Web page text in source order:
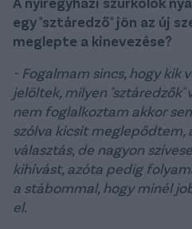
egy "sztáredző" jön az új
meglepte a kinevezése?
- Fogalmam sincs, hogy kik
jelöltek, milyen "sztáredzők"
nem foglalkoztam akkor
szólva kicsit meglepődtem,
választás, de nagyon
kihívást, azóta pedig
a stábommal, hogy minél
el.